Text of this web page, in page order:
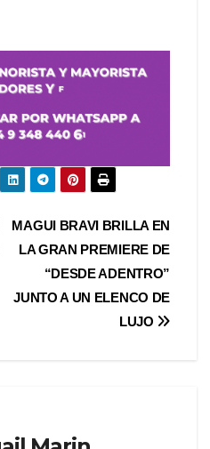
MAGUI BRAVI BRILLA EN
LA GRAN PREMIERE DE
“DESDE ADENTRO”
JUNTO A UN ELENCO DE
LUJO